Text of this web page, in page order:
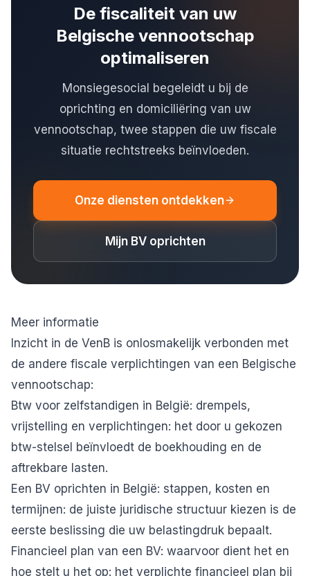
De fiscaliteit van uw
Belgische vennootschap
optimaliseren
Monsiegesocial begeleidt u bij de
oprichting en domiciliëring van uw
vennootschap, twee stappen die uw fiscale
situatie rechtstreeks beïnvloeden.
Onze diensten ontdekken
Mijn BV oprichten
Meer informatie
Inzicht in de VenB is onlosmakelijk verbonden met
de andere fiscale verplichtingen van een Belgische
vennootschap:
Btw voor zelfstandigen in België: drempels,
vrijstelling en verplichtingen: het door u gekozen
btw-stelsel beïnvloedt de boekhouding en de
aftrekbare lasten.
Een BV oprichten in België: stappen, kosten en
termijnen: de juiste juridische structuur kiezen is de
eerste beslissing die uw belastingdruk bepaalt.
Financieel plan van een BV: waarvoor dient het en
hoe stelt u het op: het verplichte financieel plan bij